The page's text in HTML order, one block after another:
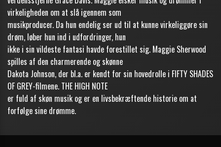
virkeligheden om at slå igennem som
musikproducer. Da hun endelig ser ud til at kunne virkeliggøre sin
drøm, løber hun ind i udfordringer, hun
ikke i sin vildeste fantasi havde forestillet sig. Maggie Sherwood
spilles af den charmerende og skønne
Dakota Johnson, der bl.a. er kendt for sin hovedrolle i FIFTY SHADES
OF GREY-filmene. THE HIGH NOTE
er fuld af skøn musik og er en livsbekræftende historie om at
forfølge sine drømme.